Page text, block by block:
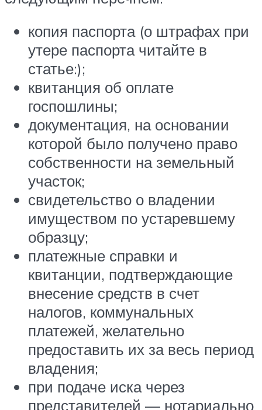
копия паспорта (о штрафах при
утере паспорта читайте в
статье:);
квитанция об оплате
госпошлины;
документация, на основании
которой было получено право
собственности на земельный
участок;
свидетельство о владении
имуществом по устаревшему
образцу;
платежные справки и
квитанции, подтверждающие
внесение средств в счет
налогов, коммунальных
платежей, желательно
предоставить их за весь период
владения;
при подаче иска через
представителей — нотариально